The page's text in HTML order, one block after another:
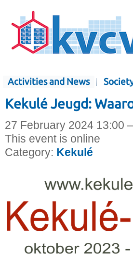
Activities and News
Kekulé Jeugd:
27 February 2024 13:00
This event is online
Category: Kekulé